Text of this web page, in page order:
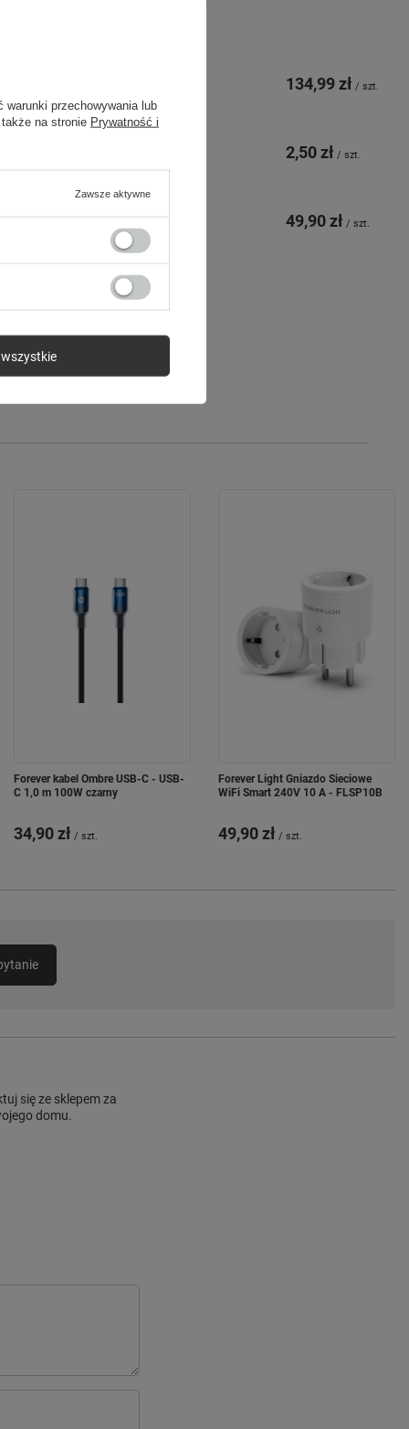
134,99 zł / szt.
2,50 zł / szt.
49,90 zł / szt.
Forever kabel Ombre USB-C - USB-
C 1,0 m 100W czarny
34,90 zł / szt.
Forever Light Gniazdo Sieciowe
WiFi Smart 240V 10 A - FLSP10B
49,90 zł / szt.
się ze sklepem za
domu.
warunki przechowywania lub
na stronie Prywatność i
Zawsze aktywne